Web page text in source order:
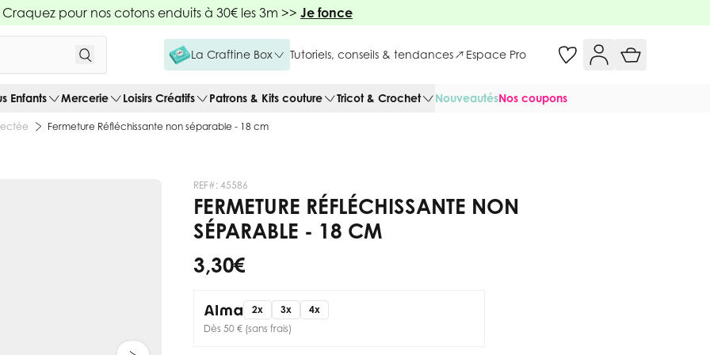
Craquez pour nos cotons enduits à 30€ les 3m >> Je fonce
La Craftine Box Tutoriels, conseils & tendances Espace Pro
Enfants Mercerie Loisirs Créatifs Patrons & Kits couture Tricot & Crochet NouveautésNos coupons
Fermeture Réfléchissante non séparable - 18 cm
REF#: 45586
FERMETURE RÉFLÉCHISSANTE NON
SÉPARABLE - 18 CM
3,30 €
2x 3x
4x
Dès 50 € (sans frais)